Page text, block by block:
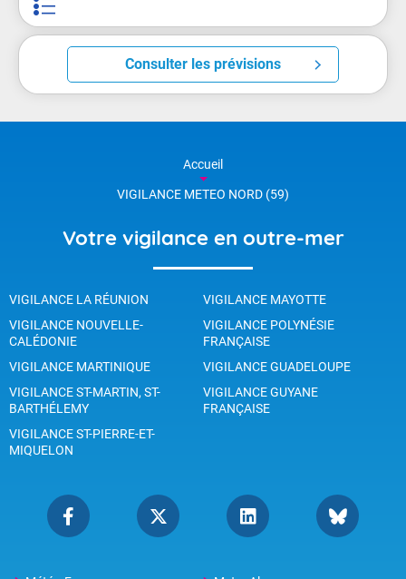
Consulter les prévisions
Accueil
VIGILANCE METEO NORD (59)
Votre vigilance en outre-mer
VIGILANCE LA RÉUNION
VIGILANCE MAYOTTE
VIGILANCE NOUVELLE-
CALÉDONIE
VIGILANCE POLYNÉSIE
FRANÇAISE
VIGILANCE MARTINIQUE
VIGILANCE GUADELOUPE
VIGILANCE ST-MARTIN, ST-
BARTHÉLEMY
VIGILANCE GUYANE
FRANÇAISE
VIGILANCE ST-PIERRE-ET-
MIQUELON